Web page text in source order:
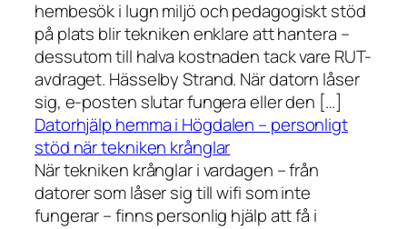
hembesök i lugn miljö och pedagogiskt stöd
på plats blir tekniken enklare att hantera –
dessutom till halva kostnaden tack vare RUT-
avdraget. Hässelby Strand. När datorn låser
sig, e-posten slutar fungera eller den […]
Datorhjälp hemma i Högdalen – personligt
stöd när tekniken krånglar
När tekniken krånglar i vardagen – från
datorer som låser sig till wifi som inte
fungerar – finns personlig hjälp att få i